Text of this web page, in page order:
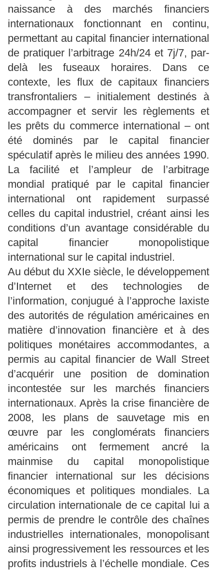
naissance à des marchés financiers
internationaux fonctionnant en continu,
permettant au capital financier international
de pratiquer l’arbitrage 24h/24 et 7j/7, par-
delà les fuseaux horaires. Dans ce
contexte, les flux de capitaux financiers
transfrontaliers – initialement destinés à
accompagner et servir les règlements et
les prêts du commerce international – ont
été dominés par le capital financier
spéculatif après le milieu des années 1990.
La facilité et l’ampleur de l’arbitrage
mondial pratiqué par le capital financier
international ont rapidement surpassé
celles du capital industriel, créant ainsi les
conditions d’un avantage considérable du
capital financier monopolistique
international sur le capital industriel.
Au début du XXIe siècle, le développement
d’Internet et des technologies de
l’information, conjugué à l’approche laxiste
des autorités de régulation américaines en
matière d’innovation financière et à des
politiques monétaires accommodantes, a
permis au capital financier de Wall Street
d’acquérir une position de domination
incontestée sur les marchés financiers
internationaux. Après la crise financière de
2008, les plans de sauvetage mis en
œuvre par les conglomérats financiers
américains ont fermement ancré la
mainmise du capital monopolistique
financier international sur les décisions
économiques et politiques mondiales. La
circulation internationale de ce capital lui a
permis de prendre le contrôle des chaînes
industrielles internationales, monopolisant
ainsi progressivement les ressources et les
profits industriels à l’échelle mondiale. Ces